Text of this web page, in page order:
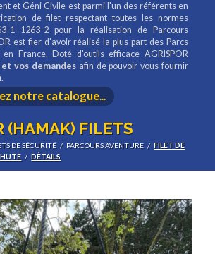
et Géni Civile est parmi l'un des référents en
de filet respectant toutes les normes
1 1263-2 pour la réalisation de Parcours
est fier d'avoir réalisé la plus part des Parcs
France. Doté d'outils efficace AGRISPOR
et vos demandes afin de pouvoir vous fournir
.
notre catalogue...
(HAMAK) FILETS
DE SÉCURITÉ / PARCOURS AVENTURE / FILET DE
/ DÉTAILS